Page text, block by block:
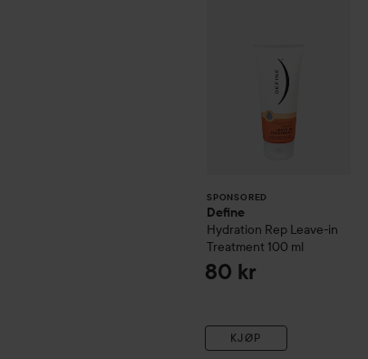
SPONSORED
Define
Hydration Rep Leave-in
Treatment 100 ml
80 kr
KJØP